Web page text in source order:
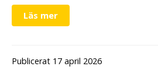
Läs mer
Publicerat 17 april 2026